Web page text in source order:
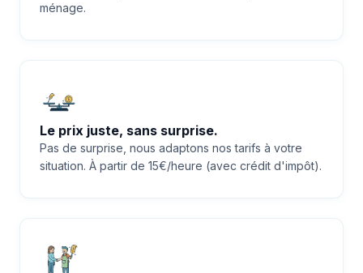
ménage.
Le prix juste, sans surprise.
Pas de surprise, nous adaptons nos tarifs à votre
situation. À partir de 15€/heure (avec crédit d'impôt).